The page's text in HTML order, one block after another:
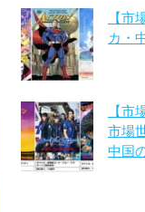
【市
カ・
【市
市場
中国